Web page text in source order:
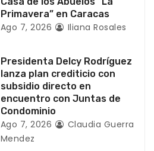
Primavera” en Caracas
Ago 7, 2026 Iliana Rosales
Presidenta Delcy Rodríguez
lanza plan crediticio con
subsidio directo en
encuentro con Juntas de
Condominio
Ago 7, 2026
Claudia Guerra
Mendez